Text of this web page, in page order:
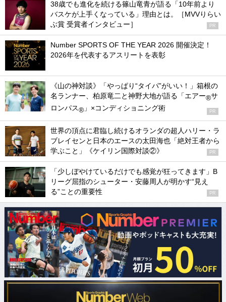
38歳でも進化を続ける篠山竜青が語る「10年前より
バスケが上手くなっている」理由とは。［MVVりらい
ぶ賞 受賞者インタビュー］
PR
Number SPORTS OF THE YEAR 2026 開催決定！
2026年を代表するアスリートを表彰
《山の神対談》「やっぱり“タイパ”がいい！」箱根の
名ランナー、柏原竜二と神野大地が語る「エアー®サ
ロンパス® 」×コンディショニング術 PR
世界の頂点に君臨し続けるオランダの超人ハリー・ラ
ブレイセンと日本のエースの太田海也「絶対王者から
学ぶこと」《ケイリン国際対談②》
PR
「少しぼやけているだけでも感覚が狂ってきます」B
リーグ屈指のシューター・安藤周人が明かす“見え
る”ことの重要性
PR